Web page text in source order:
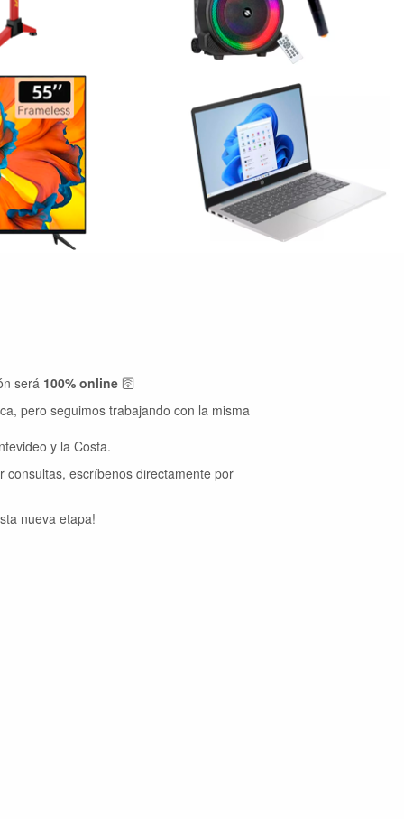
será 100% online 🛜
pero seguimos trabajando con la misma
y la Costa.
escríbenos directamente por
nueva etapa!